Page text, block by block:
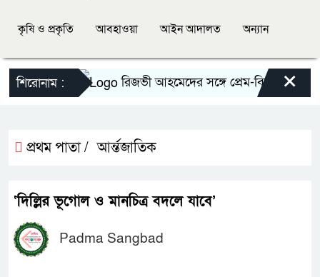
কৃষি ও প্রকৃতি আবহাওয়া আইন আদালত অন্যান
শিরোনাম : রিজভী আহমেদের সঙ্গে প্রেম-বিয়ে নিয়ে যা
×
প্রথম পাতা / আর্ন্তজাতিক
‘দিল্লির ভূগোল ও মানচিত্র বদলে যাবে’
Padma Sangbad